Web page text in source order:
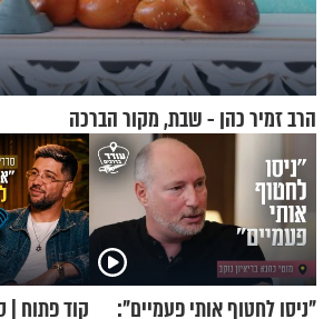
הרב זמיר כהן - שבת, מקור הברכה
"ניסו לחטוף אותי פעמיים":
קוד פתוח |